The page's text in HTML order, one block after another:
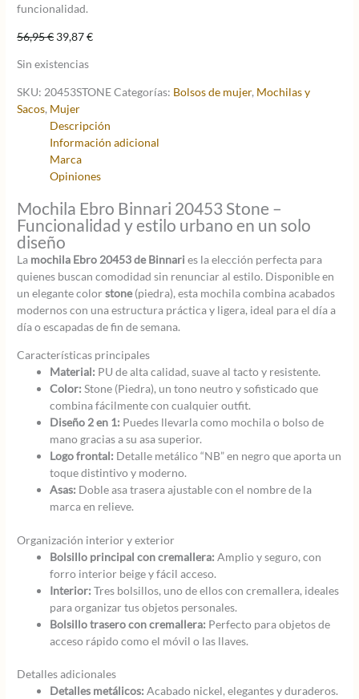
funcionalidad.
56,95€ El
original
era:
56,95 €.
39,87€El
es:
Sin existencias
SKU: 20453STONECategorías: Bolsos de mujer, Mochilas y
Sacos, Mujer
Descripción
Información adicional
Marca
Opiniones
Mochila Ebro Binnari 20453 Stone –
Funcionalidad y estilo urbano en un solo
diseño
La mochila Ebro 20453 de Binnari es la elección perfecta para
quienes buscan comodidad sin renunciar al estilo. Disponible en
un elegante colorstone(piedra), esta mochila combina acabados
modernos con una estructura práctica y ligera, ideal para el día a
día o escapadas de fin de semana.
Características principales
Material: PU de alta calidad, suave al tacto y resistente.
Color: Stone (Piedra), un tono neutro y sofisticado que
combina fácilmente con cualquier outfit.
Diseño 2 en 1: Puedes llevarla como mochila o bolso de
mano gracias a su asa superior.
Logo frontal: Detalle metálico “NB” en negro que aporta un
toque distintivo y moderno.
Asas: Doble asa trasera ajustable con el nombre de la
marca en relieve.
Organización interior y exterior
Bolsillo principal con cremallera: Amplio y seguro, con
forro interior beige y fácil acceso.
Interior: Tres bolsillos, uno de ellos con cremallera, ideales
para organizar tus objetos personales.
Bolsillo trasero con cremallera: Perfecto para objetos de
acceso rápido como el móvil o las llaves.
Detalles adicionales
Detalles metálicos: Acabado nickel, elegantes y duraderos.